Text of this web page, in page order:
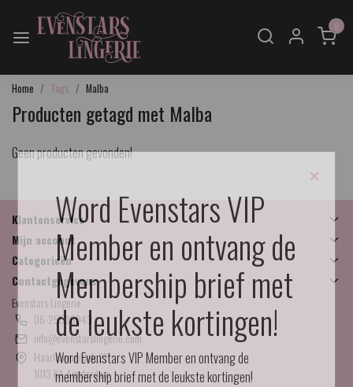
0
Home Tags Malba
Producten getagd met Malba
Geen producten gevonden!
Klantenservice
Mijn account
Categorieën
Contactgegevens
Evenstars Lingerie
06-25536043
info@evenstarslingerie.com
Haarlemmerdijk 21
1013 KA Amsterdam
×
Word Evenstars VIP
Member en ontvang de
Membership brief met
de leukste kortingen!
Word Evenstars VIP Member en ontvang de
membership brief met de leukste kortingen!